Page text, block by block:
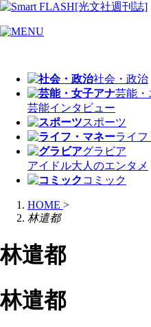
社会・政治
芸能・
芸能インタビュー
スポーツ
ライフ
グラビア
アイドル大人のエンタメ
コミック
HOME >
林遣都
林遣都
林遣都